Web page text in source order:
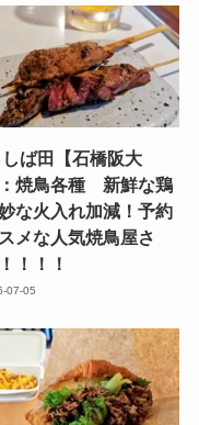
ば田【石橋阪大
焼鳥各種 新鮮な鶏
な火入れ加減！予約
メな人気焼鳥屋さ
！！！
07-05